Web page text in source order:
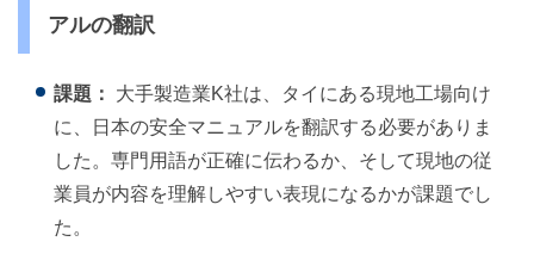
アルの翻訳
課題：
大手製造業K社は、タイにある現地工場向け
に、日本の安全マニュアルを翻訳する必要がありま
した。専門用語が正確に伝わるか、そして現地の従
業員が内容を理解しやすい表現になるかが課題でし
た。